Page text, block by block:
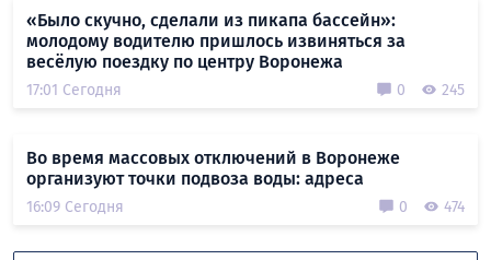
«Было скучно, сделали из пикапа бассейн»:
молодому водителю пришлось извиняться за
весёлую поездку по центру Воронежа
17:01 Сегодня 0 245
Во время массовых отключений в Воронеже
организуют точки подвоза воды: адреса
16:09 Сегодня 0 474